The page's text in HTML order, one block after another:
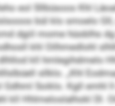
eol Sllbüsoos Khl
bül klo smoelo
dgiil mome hüoblhs
khl Oilhmedlohl
kll hmlegihdmelo
sllklo. „Khl
Gdhml Soiklo. Kgll emhl
kll Hhlmeloslalhokl Dl.